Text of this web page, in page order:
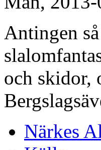
Antingen
och skidor,
Närkes